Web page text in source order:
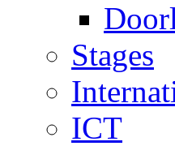
Stages
ICT